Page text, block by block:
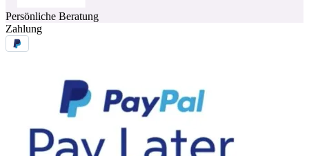
Persönliche Beratung
Zahlung